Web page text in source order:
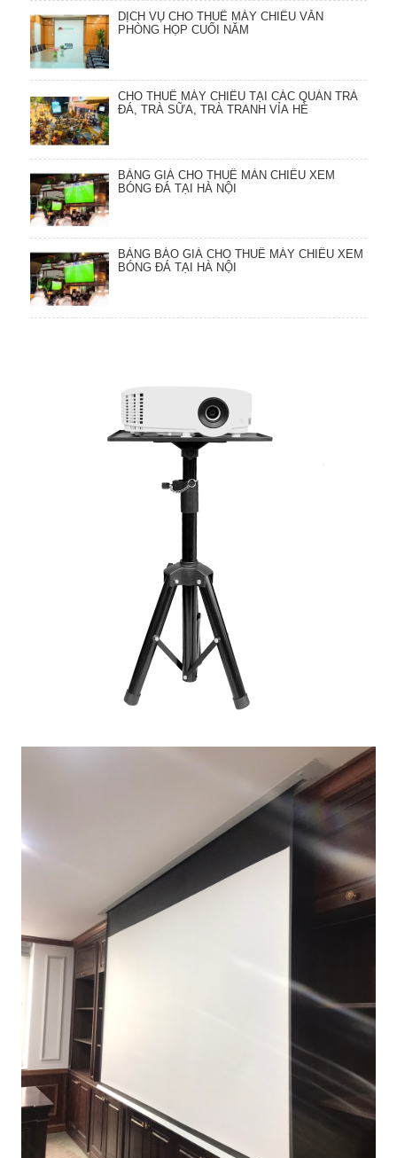
DỊCH VỤ CHO THUÊ MÁY CHIẾU VĂN
PHÒNG HỌP CUỐI NĂM
CHO THUÊ MÁY CHIẾU TẠI CÁC QUÁN TRÀ
ĐÁ, TRÀ SỮA, TRÀ TRANH VỈA HÈ
BẢNG GIÁ CHO THUÊ MÀN CHIẾU XEM
BÓNG ĐÁ TẠI HÀ NỘI
BẢNG BÁO GIÁ CHO THUÊ MÁY CHIẾU XEM
BÓNG ĐÁ TẠI HÀ NỘI